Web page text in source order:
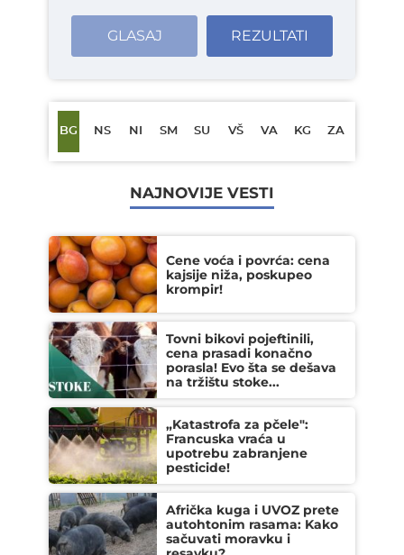
GLASAJ REZULTATI
BG NS NI SM SU VŠ VA KG ZA
NAJNOVIJE VESTI
Cene voća i povrća: cena
kajsije niža, poskupeo
krompir!
Tovni bikovi pojeftinili,
cena prasadi konačno
porasla! Evo šta se dešava
na tržištu stoke...
„Katastrofa za pčele":
Francuska vraća u
upotrebu zabranjene
pesticide!
Afrička kuga i UVOZ prete
autohtonim rasama: Kako
sačuvati moravku i